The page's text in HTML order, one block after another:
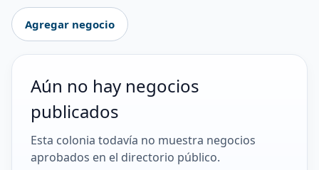
Agregar negocio
Aún no hay negocios
publicados
Esta colonia todavía no muestra negocios
aprobados en el directorio público.